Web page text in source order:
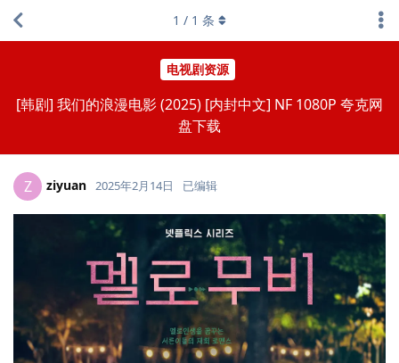
电视剧资源
[韩剧] 我们的浪漫电影 (2025) [内封中文] NF 1080P 夸克网
盘下载
1 / 1 条
Z ziyuan 2025年2月14日 已编辑